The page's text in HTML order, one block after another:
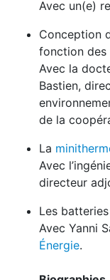
Avec un(e)
Conception
fonction des
Avec la
Bastien,
de la
La
Avec
directeur
Les
Avec Yanni
Énergie.